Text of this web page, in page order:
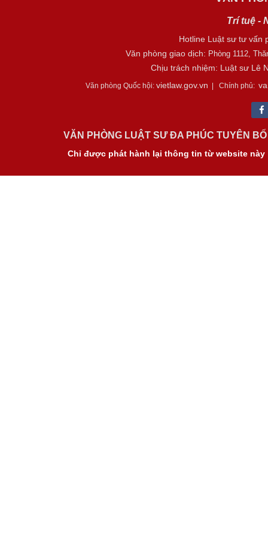
Trí tuệ -
Hotline Luật sư tư vấn
Văn phòng giao dịch: Phòng 1112,
Chịu trách nhiệm: Luật sư Lê
Văn phòng Quốc hội: vietlaw.gov.vn | Chính phủ:
VĂN PHÒNG LUẬT SƯ ĐA PHÚC TUYÊN
Chỉ được phát hành lại thông tin từ website